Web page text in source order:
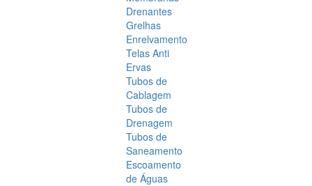
Drenantes
Grelhas
Enrelvamento
Telas Anti
Ervas
Tubos de
Cablagem
Tubos de
Drenagem
Tubos de
Saneamento
Escoamento
de Águas